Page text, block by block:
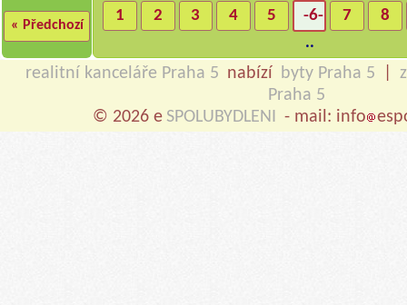
« Předchozí
1 2 3 4 5 -6- 7
8
..
realitní kanceláře Praha 5 nabízí byty Praha 5
Praha 5
© 2026 e SPOLUBYDLENI - mail: info